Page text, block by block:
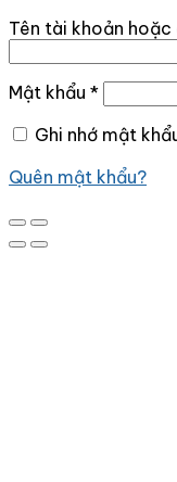
Tên tài khoản hoặc
Mật khẩu *
Ghi nhớ mật
Quên mật khẩu?